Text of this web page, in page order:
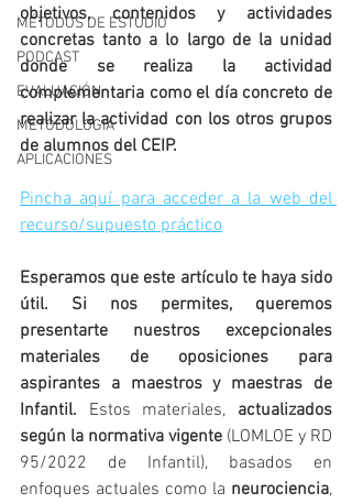
MÉTODOS DE ESTUDIO
PODCAST
EVALUACIÓN
METODOLOGIA
APLICACIONES
objetivos, contenidos y actividades
concretas tanto a lo largo de la unidad
donde se realiza la actividad
complementaria como el día concreto de
realizar la actividad con los otros grupos
de alumnos del CEIP.
Pincha aquí para acceder a la web del
recurso/supuesto práctico
Esperamos que este artículo te haya sido
útil. Si nos permites, queremos
presentarte nuestros excepcionales
materiales de oposiciones para
aspirantes a maestros y maestras de
Infantil. Estos materiales, actualizados
según la normativa vigente (LOMLOE y RD
95/2022 de Infantil), basados en
enfoques actuales como la neurociencia,